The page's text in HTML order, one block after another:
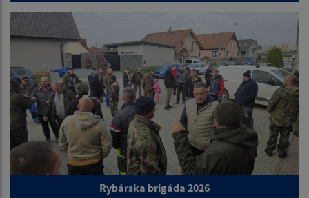
Rybárska brigáda 2026